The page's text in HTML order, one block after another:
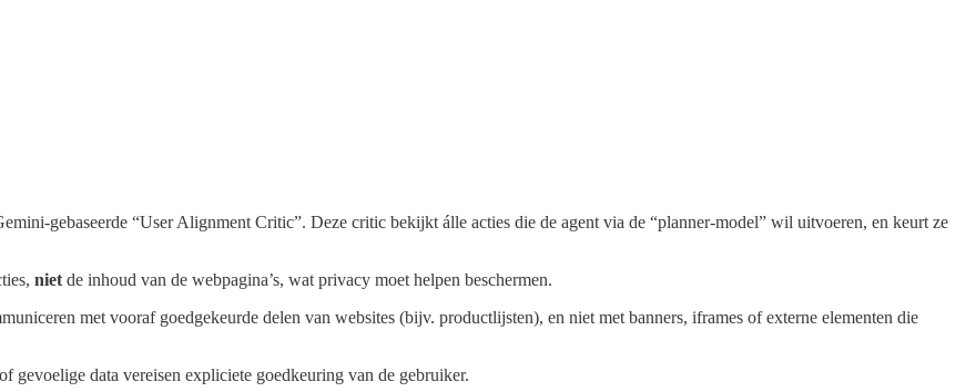
gebaseerde “User Alignment Critic”. Deze critic bekijkt álle acties die de agent via de “planner-model” wil uitvoeren, en keurt ze
niet de inhoud van de webpagina’s, wat privacy moet helpen beschermen.
met vooraf goedgekeurde delen van websites (bijv. productlijsten), en niet met banners, iframes of externe elementen die
gevoelige data vereisen expliciete goedkeuring van de gebruiker.